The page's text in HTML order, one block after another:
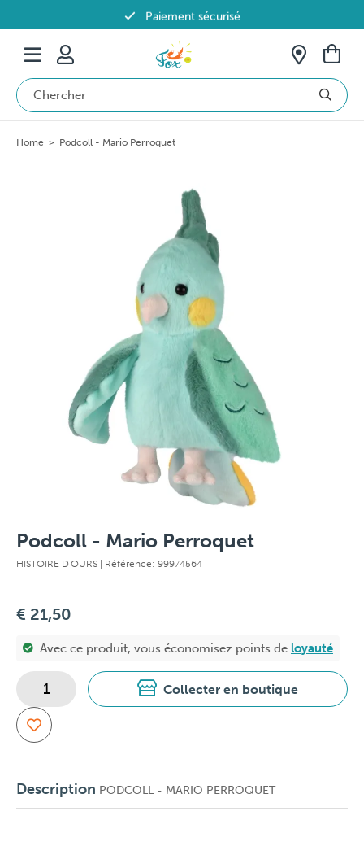
Paiement sécurisé
Livraison offerte dès 69€ en Belgique
Home > Podcoll - Mario Perroquet
Podcoll - Mario Perroquet
HISTOIRE D'OURS | Référence: 99974564
€ 21,50
Avec ce produit, vous économisez points de loyauté
Collecter en boutique
Description PODCOLL - MARIO PERROQUET